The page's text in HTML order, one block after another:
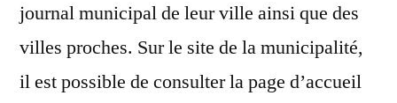
journal municipal de leur ville ainsi que des
villes proches. Sur le site de la municipalité,
il est possible de consulter la page d’accueil